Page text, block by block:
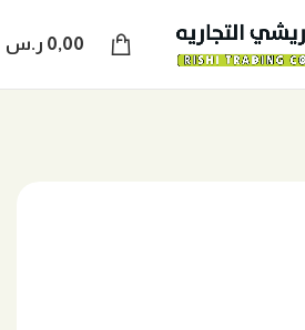
0,00 ر.س